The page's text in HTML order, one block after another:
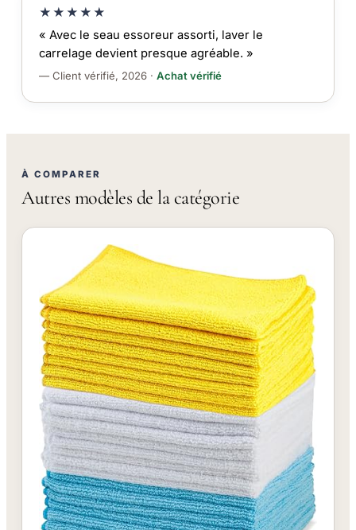
★★★★★
« Avec le seau essoreur assorti, laver le
carrelage devient presque agréable. »
— Client vérifié, 2026 · Achat vérifié
À COMPARER
Autres modèles de la catégorie